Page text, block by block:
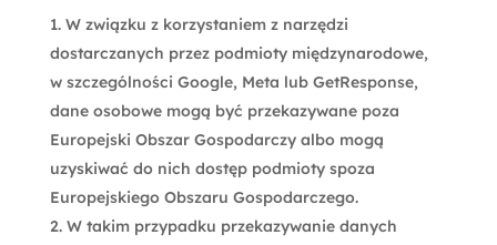
W związku z korzystaniem z narzędzi
dostarczanych przez podmioty międzynarodowe,
w szczególności Google, Meta lub GetResponse,
dane osobowe mogą być przekazywane poza
Europejski Obszar Gospodarczy albo mogą
uzyskiwać do nich dostęp podmioty spoza
Europejskiego Obszaru Gospodarczego.
W takim przypadku przekazywanie danych